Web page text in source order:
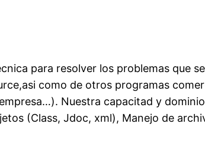
para resolver los problemas que
como de otros programas
Nuestra capacitad y
(Class, Jdoc, xml), Manejo de